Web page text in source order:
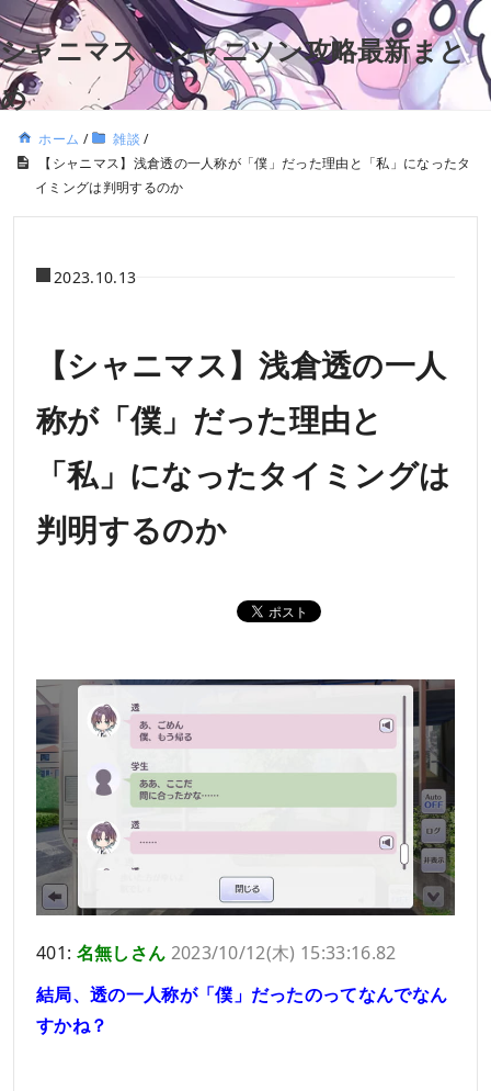
シャニマス・シャニソン攻略最新まと
め
ホーム / 雑談 /
【シャニマス】浅倉透の一人称が「僕」だった理由と「私」になったタ
イミングは判明するのか
2023.10.13
【シャニマス】浅倉透の一人
称が「僕」だった理由と
「私」になったタイミングは
判明するのか
401: 名無しさん 2023/10/12(木) 15:33:16.82
結局、透の一人称が「僕」だったのってなんでなん
すかね？